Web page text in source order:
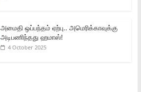
அமைதி ஒப்பந்தம் ஏற்பு.. அமெரிக்காவுக்கு
அடிபணிந்தது ஹமாஸ்!
4 October 2025